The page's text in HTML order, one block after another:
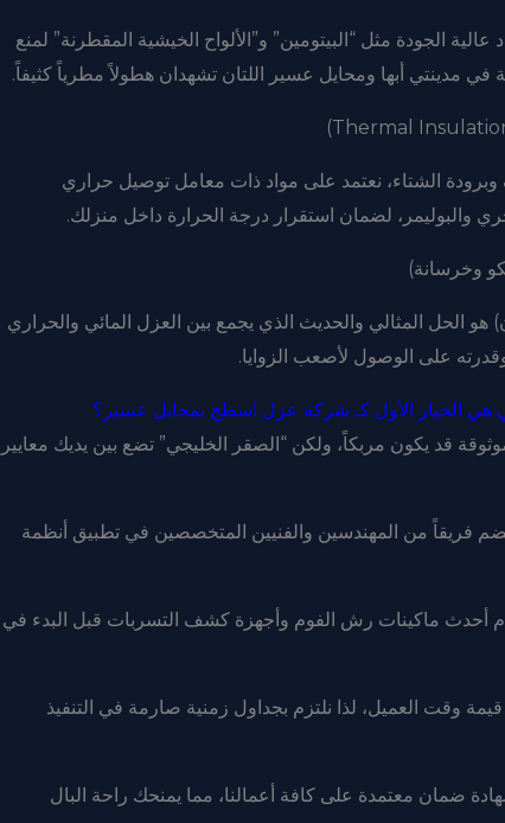
الجودة مثل “البيتومين” و”الألواح الخيشية المقطرنة” لمنع
مدينتي أبها ومحايل عسير اللتان تشهدان هطولاً مطرياً كثيفاً.
الشتاء، نعتمد على مواد ذات معامل توصيل حراري
لضمان استقرار درجة الحرارة داخل منزلك.
هو الحل المثالي والحديث الذي يجمع بين العزل المائي والحراري
على الوصول لأصعب الزوايا.
هي الخيار الأول كـ شركة عزل اسطح بمحايل عسير؟
قد يكون مربكاً، ولكن “الصقر الخليجي” تضع بين يديك معايير
فريقاً من المهندسين والفنيين المتخصصين في تطبيق أنظمة
أحدث ماكينات رش الفوم وأجهزة كشف التسربات قبل البدء في
وقت العميل، لذا نلتزم بجداول زمنية صارمة في التنفيذ
ضمان معتمدة على كافة أعمالنا، مما يمنحك راحة البال